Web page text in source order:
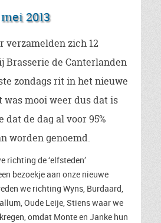
2013
verzamelden zich 12
Brasserie de Canterlanden
zondags rit in het nieuwe
was mooi weer dus dat is
dat de dag al voor 95%
worden genoemd.
richting de ‘elfsteden’
bezoekje aan onze nieuwe
we richting Wyns, Burdaard,
Oude Leije, Stiens waar we
omdat Monte en Janke hun